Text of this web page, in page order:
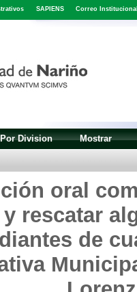
SAPIENS Correo
Division Mostrar
oral
rescatar
de